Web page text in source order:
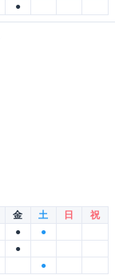
●
金 土 日
祝
●
●
●
●